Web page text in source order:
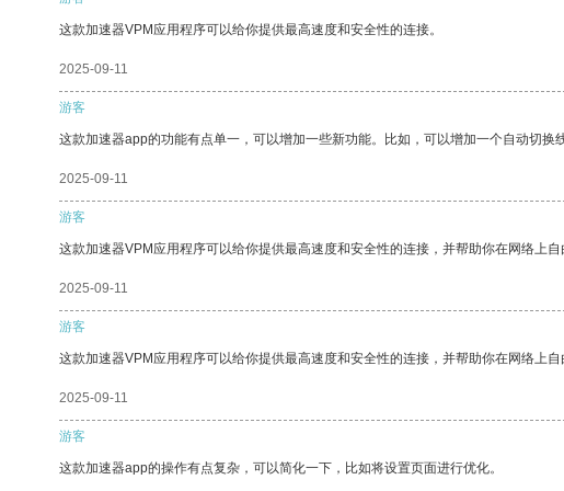
这款加速器VPM应用程序可以给你提供最高速度和安全性的连接。
2025-09-11
游客
这款加速器app的功能有点单一，可以增加一些新功能。比如，可以增加一个自动切
2025-09-11
游客
这款加速器VPM应用程序可以给你提供最高速度和安全性的连接，并帮助你在网络上自
2025-09-11
游客
这款加速器VPM应用程序可以给你提供最高速度和安全性的连接，并帮助你在网络上自
2025-09-11
游客
这款加速器app的操作有点复杂，可以简化一下，比如将设置页面进行优化。